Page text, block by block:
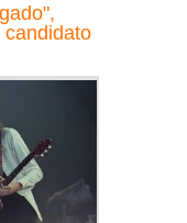
candidato